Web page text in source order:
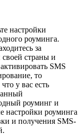
настройки
роуминга.
за
своей страны и
SMS
то
у вас есть
роуминг и
настройки роуминга
и получения SMS-